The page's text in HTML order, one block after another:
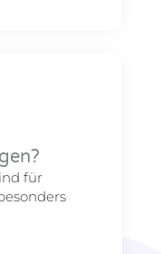
für